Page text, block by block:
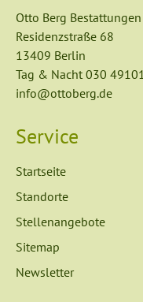
Otto Berg Bestattungen
Residenzstraße 68
13409 Berlin
Tag & Nacht 030
info@ottoberg.de
Service
Navigation
überspringen
Startseite
Standorte
Stellenangebote
Sitemap
Newsletter